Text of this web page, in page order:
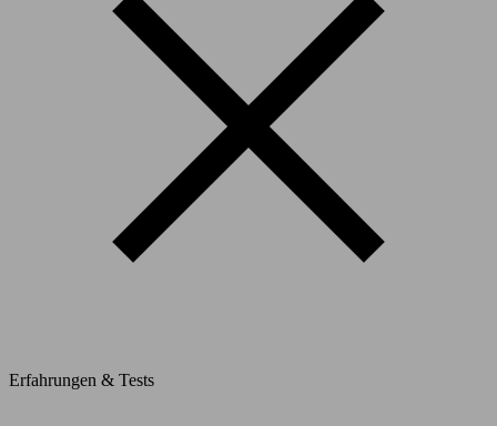
Erfahrungen & Tests